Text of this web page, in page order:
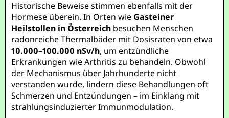
Historische Beweise stimmen ebenfalls mit der
Hormese überein. In Orten wie Gasteiner
Heilstollen in Österreich besuchen Menschen
radonreiche Thermalbäder mit Dosisraten von etwa
10.000–100.000 nSv/h, um entzündliche
Erkrankungen wie Arthritis zu behandeln. Obwohl
der Mechanismus über Jahrhunderte nicht
verstanden wurde, lindern diese Behandlungen oft
Schmerzen und Entzündungen – im Einklang mit
strahlungsinduzierter Immunmodulation.